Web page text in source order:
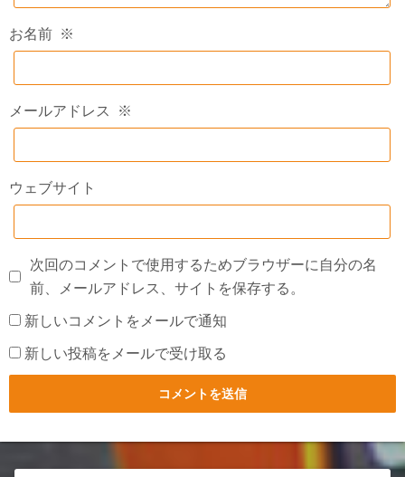
お名前 ※
メールアドレス ※
ウェブサイト
次回のコメントで使用するためブラウザーに自分の名
前、メールアドレス、サイトを保存する。
新しいコメントをメールで通知
新しい投稿をメールで受け取る